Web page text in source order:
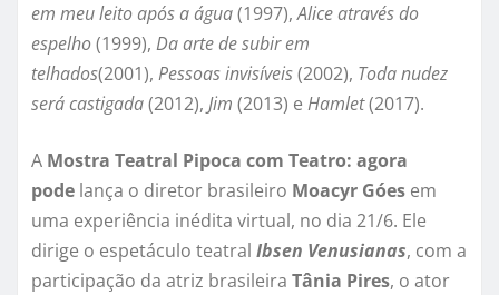
em meu leito após a água(1997),Alice através do
espelho(1999), Da arte de subir em
telhados(2001), Pessoas invisíveis(2002), Toda nudez
será castigada(2012), Jim (2013) e Hamlet(2017).
A Mostra Teatral Pipoca com Teatro: agora
pode lança o diretor brasileiro Moacyr Góes em
uma experiência inédita virtual, no dia 21/6. Ele
dirige o espetáculo teatral Ibsen Venusianas, com a
participação da atriz brasileira Tânia Pires, o ator